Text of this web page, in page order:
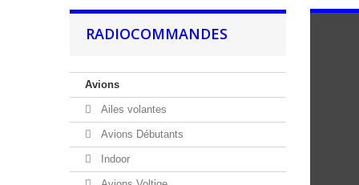
RADIOCOMMANDES
Avions
Ailes volantes
Avions Débutants
Indoor